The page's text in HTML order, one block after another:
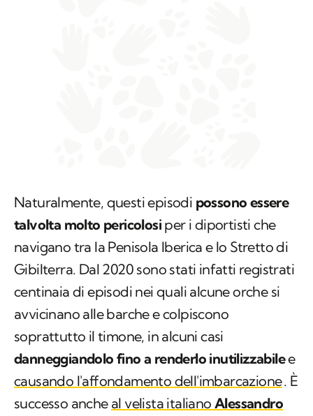
Naturalmente, questi episodi possono essere
talvolta molto pericolosi per i diportisti che
navigano tra la Penisola Iberica e lo Stretto di
Gibilterra. Dal 2020 sono stati infatti registrati
centinaia di episodi nei quali alcune orche si
avvicinano alle barche e colpiscono
soprattutto il timone, in alcuni casi
danneggiandolo fino a renderlo inutilizzabilee
causando l'affondamento dell'imbarcazione. È
successo anche al velista italiano Alessandro